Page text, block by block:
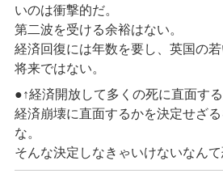
いのは衝撃的だ。
第二波を受ける余裕はない。
経済回復には年数を要し、英国の
将来ではない。
●↑経済開放して多くの死に直面す
経済崩壊に直面するかを決定せざ
な。
そんな決定しなきゃいけないなんて